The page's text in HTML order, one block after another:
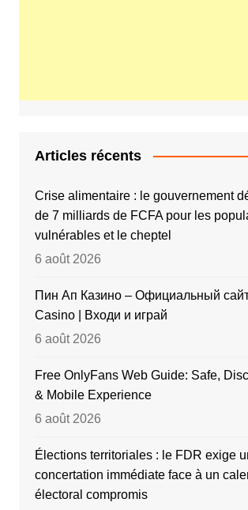
Articles récents
Crise alimentaire : le gouvernement
de 7 milliards de FCFA pour les
vulnérables et le cheptel
6 août 2026
Пин Ап Казино – Официальный
Casino | Входи и играй
6 août 2026
Free OnlyFans Web Guide: Safe,
& Mobile Experience
6 août 2026
Élections territoriales : le FDR exige
concertation immédiate face à un
électoral compromis